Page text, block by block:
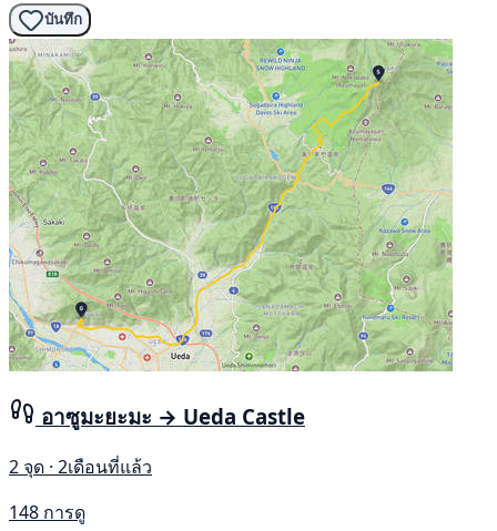
บันทึก
อาซูมะยะมะ → Ueda Castle
2 จุด · 2เดือนที่แล้ว
148 การดู